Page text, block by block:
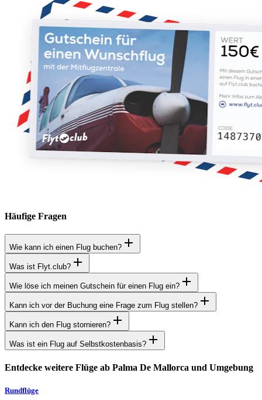
Häufige Fragen
Wie kann ich einen Flug buchen?
Was ist Flyt.club?
Wie löse ich meinen Gutschein für einen Flug ein?
Kann ich vor der Buchung eine Frage zum Flug stellen?
Kann ich den Flug stornieren?
Was ist ein Flug auf Selbstkostenbasis?
Entdecke weitere Flüge ab Palma De Mallorca und Umgebung
Rundflüge